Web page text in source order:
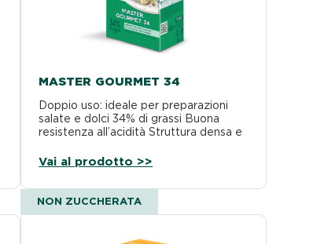
MASTER GOURMET 34
Doppio uso: ideale per preparazioni
salate e dolci 34% di grassi Buona
resistenza all’acidità Struttura densa e
Vai al prodotto >>
NON ZUCCHERATA